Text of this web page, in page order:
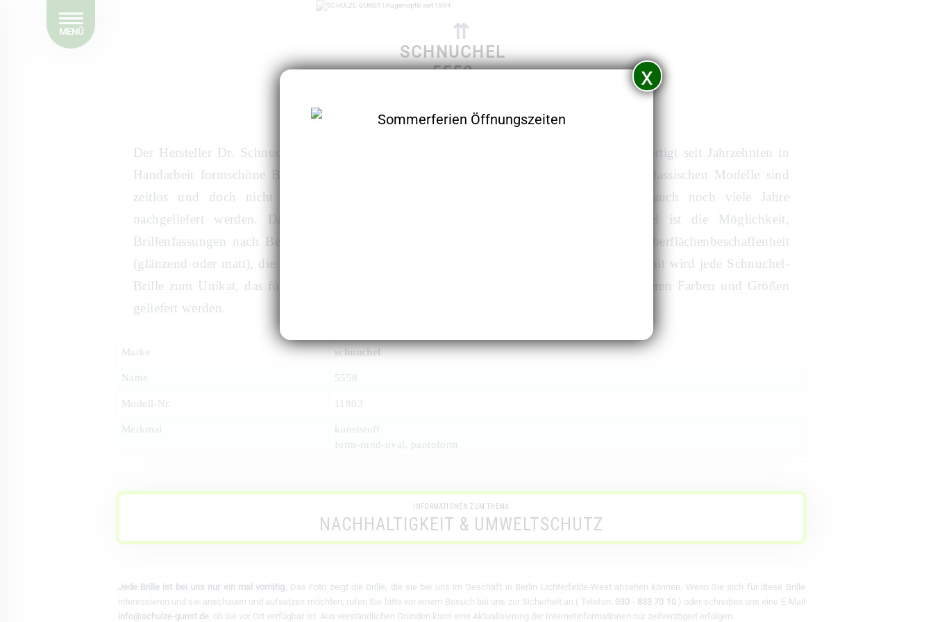
⇈
SCHNUCHEL
5558
im Menü finden Sie über 400 Modelle
Der Hersteller Dr. Schnuchel, der seinen Produktionsort in der Nähe von Hamburg hat, fertigt seit Jahrzehnten in
Handarbeit formschöne Brillen aus Acetat und nahezu jeder Farbausführung. Die meist klassischen Modelle sind
zeitlos und doch nicht langweilig. Wegen der Einzelanfertigung können Ersatzteile auch noch viele Jahre
nachgeliefert werden. Das Besondere an den Brillen der Manufaktur von Schnuchel ist die Möglichkeit,
Brillenfassungen nach Bedarf individuell anders zu bauen. Neben der Farbe kann die Oberflächenbeschaffenheit
(glänzend oder matt), die Bügellänge, die Breite und die Nasenpartie bestimmt werden. Somit wird jede Schnuchel-
Brille zum Unikat, das für Sie optimiert ist. Diese Fassung kann somit auch in vielen anderen Farben und Größen
geliefert werden.
Marke schnuchel
Name 5558
Modell-Nr. 11803
Merkmal
kunststoff
form-rund-oval, pantoform
INFORMATIONEN ZUM THEMA
NACHHALTIGKEIT & UMWELTSCHUTZ
Jede Brille ist bei uns nur ein mal vorrätig. Das Foto zeigt die Brille, die sie bei uns im Geschäft in Berlin Lichterfelde-West ansehen können. Wenn Sie sich für diese Brille
interessieren und sie anschauen und aufsetzen möchten, rufen Sie bitte vor einem Besuch bei uns zur Sicherheit an ( Telefon: 030 - 833 70 10 ) oder schreiben uns eine E-Mail
info@schulze-gunst.de, ob sie vor Ort verfügbar ist. Aus verständlichen Gründen kann eine Aktualisierung der Internetinformationen nur zeitverzögert erfolgen.
x
MENÜ